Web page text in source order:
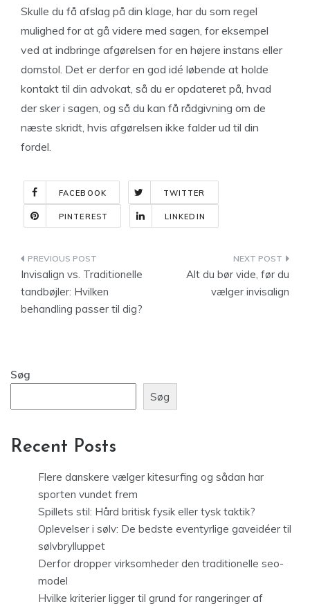
Skulle du få afslag på din klage, har du som regel
mulighed for at gå videre med sagen, for eksempel
ved at indbringe afgørelsen for en højere instans eller
domstol. Det er derfor en god idé løbende at holde
kontakt til din advokat, så du er opdateret på, hvad
der sker i sagen, og så du kan få rådgivning om de
næste skridt, hvis afgørelsen ikke falder ud til din
fordel.
FACEBOOK TWITTER
PINTEREST LINKEDIN
Indlægsnavigation
Invisalign vs. Traditionelle
tandbøjler: Hvilken
behandling passer til dig?
Alt du bør vide, før du
vælger invisalign
Søg
Søg
Recent Posts
Flere danskere vælger kitesurfing og sådan har
sporten vundet frem
Spillets stil: Hård britisk fysik eller tysk taktik?
Oplevelser i sølv: De bedste eventyrlige gaveidéer til
sølvbrylluppet
Derfor dropper virksomheder den traditionelle seo-
model
Hvilke kriterier ligger til grund for rangeringer af